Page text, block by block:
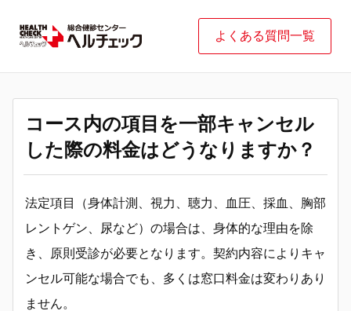
よくある質問一覧
コース内の項目を一部キャンセル
した際の料金はどうなりますか？
法定項目（身体計測、視力、聴力、血圧、採血、胸部
レントゲン、尿など）の場合は、身体的な理由を除
き、原則受診が必要となります。契約内容によりキャ
ンセル可能な場合でも、多くは窓口料金は変わりあり
ません。